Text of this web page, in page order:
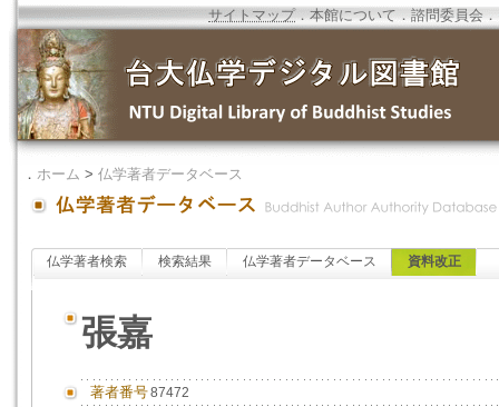
サイトマップ．本館について ．諮問委員会 ．
． ホーム > 仏学著者データベース
仏学著者検索 検索結果 仏学著者データベース 資料改正
張嘉
著者番号87472